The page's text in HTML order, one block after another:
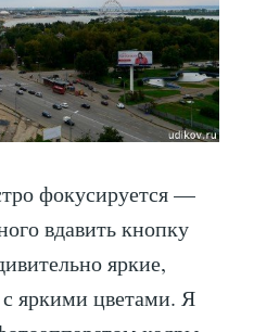
фокусируется —
вдавить кнопку
яркие,
яркими цветами. Я